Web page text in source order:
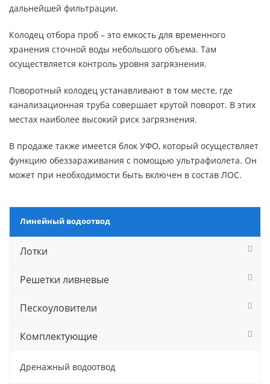
дальнейшей фильтрации.
Колодец отбора проб – это емкость для временного
хранения сточной воды небольшого объема. Там
осуществляется контроль уровня загрязнения.
Поворотный колодец устанавливают в том месте, где
канализационная труба совершает крутой поворот. В этих
местах наиболее высокий риск загрязнения.
В продаже также имеется блок УФО, который осуществляет
функцию обеззараживания с помощью ультрафиолета. Он
может при необходимости быть включен в состав ЛОС.
Линейный водоотвод
Лотки
Решетки ливневые
Пескоуловители
Комплектующие
Дренажный водоотвод